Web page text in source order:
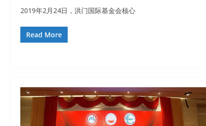
2019年2月24日，洪门国际基金会核心
Read More